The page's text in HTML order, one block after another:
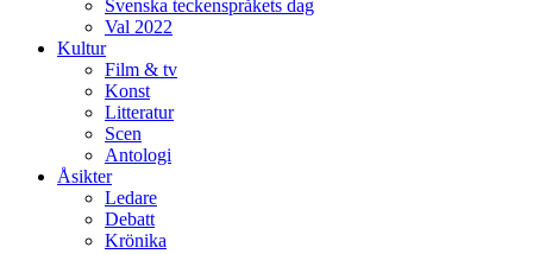
Svenska teckenspråkets dag
Val 2022
Kultur
Film & tv
Konst
Litteratur
Scen
Antologi
Åsikter
Ledare
Debatt
Krönika